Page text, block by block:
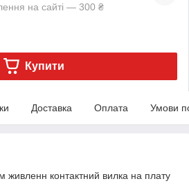
на сайті — 300 ₴
Купити
Доставка Оплата Умови
контактний вилка на плату